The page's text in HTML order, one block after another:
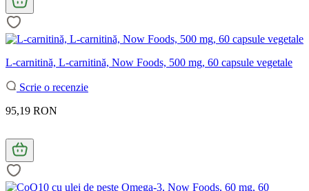
L-carnitină, L-carnitină, Now Foods, 500 mg, 60 capsule vegetale
Scrie o recenzie
95,19 RON